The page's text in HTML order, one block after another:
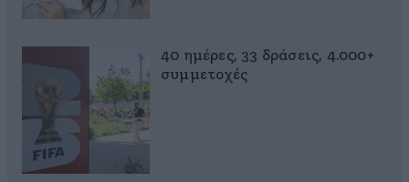
40 ημέρες, 33 δράσεις, 4.000+
συμμετοχές